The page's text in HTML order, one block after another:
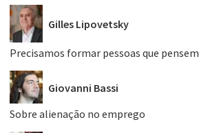
Gilles Lipovetsky
Precisamos formar pessoas que pensem
Giovanni Bassi
Sobre alienação no emprego